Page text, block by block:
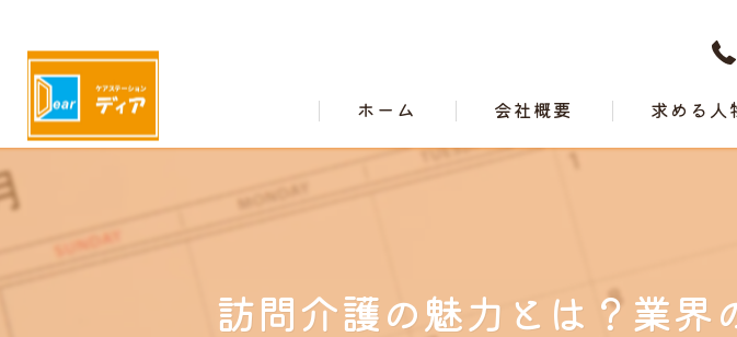
ホーム 会社概要 求める人
訪問介護の魅力とは？業界